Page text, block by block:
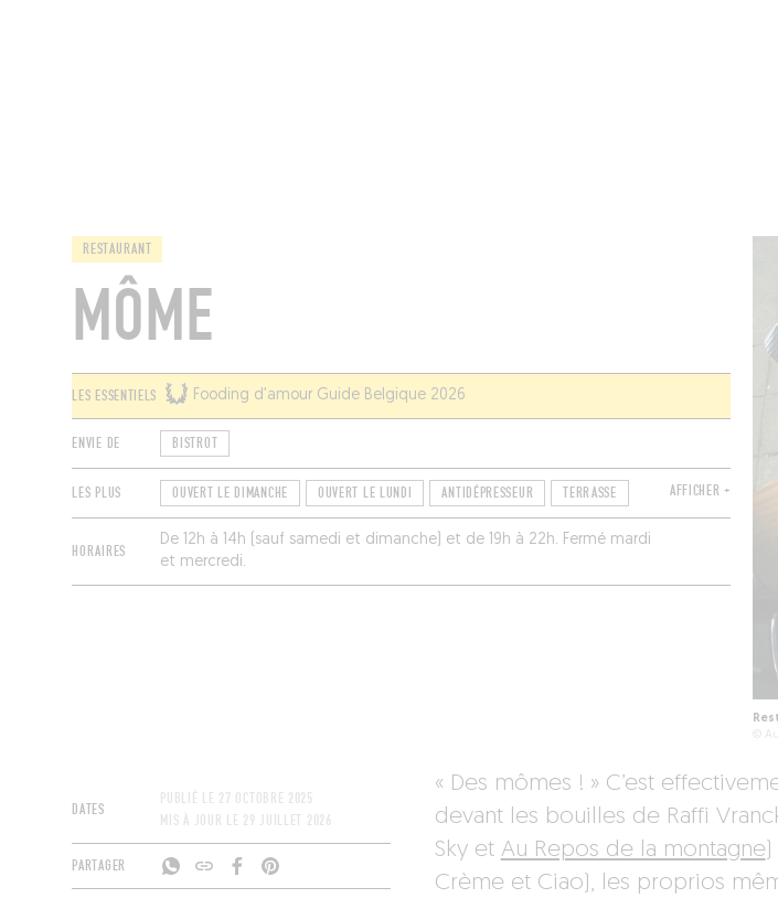
RESTAURANT
MÔME
LES ESSENTIELS Fooding d'amour Guide Belgique 2026
ENVIE DE BISTROT
LES PLUS OUVERT LE DIMANCHE OUVERT LE LUNDI ANTIDÉPRESSEUR TERRASSE AFFICHER +
HORAIRES
De 12h à 14h (sauf samedi et dimanche) et de 19h à 22h. Fermé mardi
et mercredi.
©
DATES
PUBLIÉ LE 27 OCTOBRE 2025
MIS À JOUR LE 29 JUILLET 2026
PARTAGER
« Des mômes ! » C’est
devant les bouilles de Raffi
Sky et Au Repos de la montagne
Crème et Ciao), les proprios